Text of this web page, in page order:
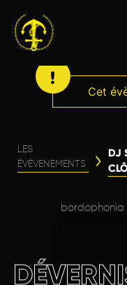
Cet
LES
ÉVÈVENEMENTS
DJ
bordophonia